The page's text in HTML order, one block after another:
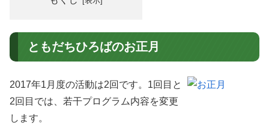
ともだちひろばのお正月
2017年1月度の活動は2回です。1回目と
2回目では、若干プログラム内容を変更
します。